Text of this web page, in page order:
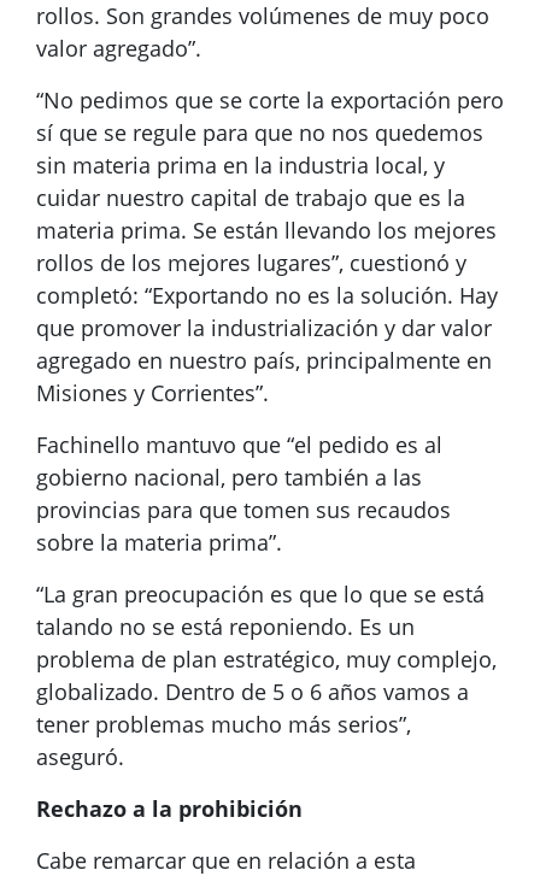
rollos. Son grandes volúmenes de muy poco
valor agregado”.
“No pedimos que se corte la exportación pero
sí que se regule para que no nos quedemos
sin materia prima en la industria local, y
cuidar nuestro capital de trabajo que es la
materia prima. Se están llevando los mejores
rollos de los mejores lugares”, cuestionó y
completó: “Exportando no es la solución. Hay
que promover la industrialización y dar valor
agregado en nuestro país, principalmente en
Misiones y Corrientes”.
Fachinello mantuvo que “el pedido es al
gobierno nacional, pero también a las
provincias para que tomen sus recaudos
sobre la materia prima”.
“La gran preocupación es que lo que se está
talando no se está reponiendo. Es un
problema de plan estratégico, muy complejo,
globalizado. Dentro de 5 o 6 años vamos a
tener problemas mucho más serios”,
aseguró.
Rechazo a la prohibición
Cabe remarcar que en relación a esta